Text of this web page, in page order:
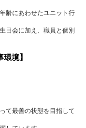
齢にあわせたユニット行
日会に加え、職員と個別
境】
て最善の状態を目指して